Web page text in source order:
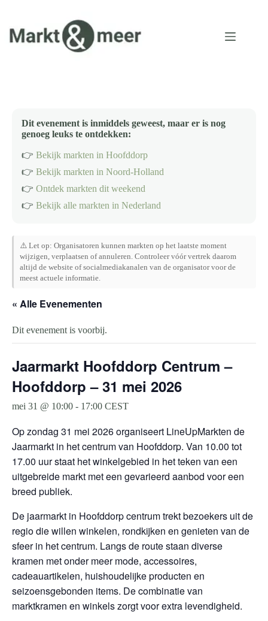
inhoud
Dit evenement is inmiddels geweest, maar er is nog
genoeg leuks te ontdekken:
👉 Bekijk markten in Hoofddorp
👉 Bekijk markten in Noord-Holland
👉 Ontdek markten dit weekend
👉 Bekijk alle markten in Nederland
⚠️ Let op: Organisatoren kunnen markten op het laatste moment
wijzigen, verplaatsen of annuleren. Controleer vóór vertrek daarom
altijd de website of socialmediakanalen van de organisator voor de
meest actuele informatie.
« Alle Evenementen
Dit evenement is voorbij.
Jaarmarkt Hoofddorp Centrum –
Hoofddorp – 31 mei 2026
mei 31 @ 10:00 - 17:00 CEST
Op zondag 31 mei 2026 organiseert LineUpMarkten de
Jaarmarkt in het centrum van Hoofddorp. Van 10.00 tot
17.00 uur staat het winkelgebied in het teken van een
uitgebreide markt met een gevarieerd aanbod voor een
breed publiek.
De jaarmarkt in Hoofddorp centrum trekt bezoekers uit de
regio die willen winkelen, rondkijken en genieten van de
sfeer in het centrum. Langs de route staan diverse
kramen met onder meer mode, accessoires,
cadeauartikelen, huishoudelijke producten en
seizoensgebonden items. De combinatie van
marktkramen en winkels zorgt voor extra levendigheid.